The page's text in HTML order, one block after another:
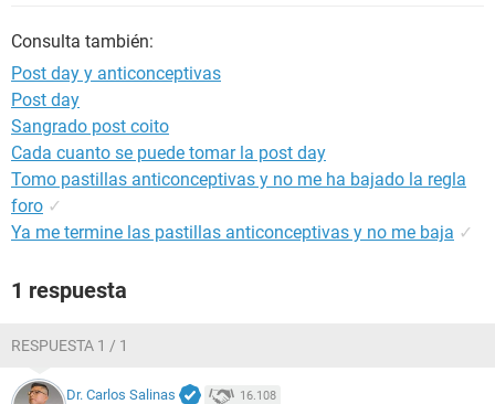
Consulta también:
Post day y anticonceptivas
Post day
Sangrado post coito
Cada cuanto se puede tomar la post day
Tomo pastillas anticonceptivas y no me ha bajado la regla
foro ✓
Ya me termine las pastillas anticonceptivas y no me baja ✓
1 respuesta
RESPUESTA 1 / 1
Dr. Carlos Salinas 16.108